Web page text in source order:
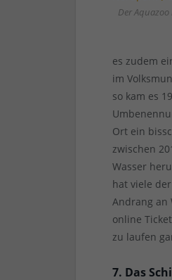
Der
es zudem
im
so kam es
Ort ein
zwischen
Wasser
hat viele
Andrang an
online
zu laufen
7. Das